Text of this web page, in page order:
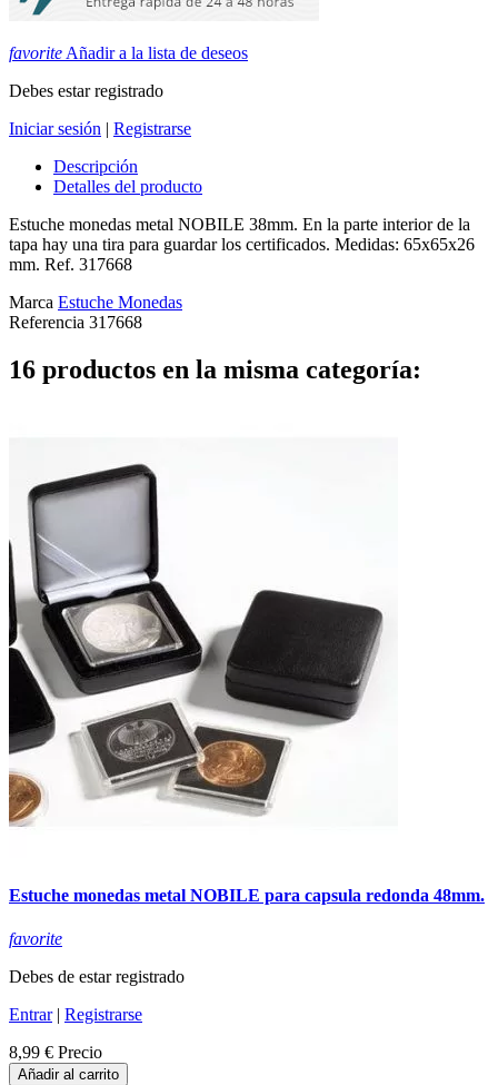
favorite Añadir a la lista de deseos
Debes estar registrado
Iniciar sesión | Registrarse
Descripción
Detalles del producto
Estuche monedas metal NOBILE 38mm. En la parte interior de la
tapa hay una tira para guardar los certificados. Medidas: 65x65x26
mm. Ref. 317668
Marca Estuche Monedas
Referencia 317668
16 productos en la misma categoría:
Estuche monedas metal NOBILE para capsula redonda 48mm.
favorite
Debes de estar registrado
Entrar| Registrarse
8,99 € Precio
Añadir al carrito